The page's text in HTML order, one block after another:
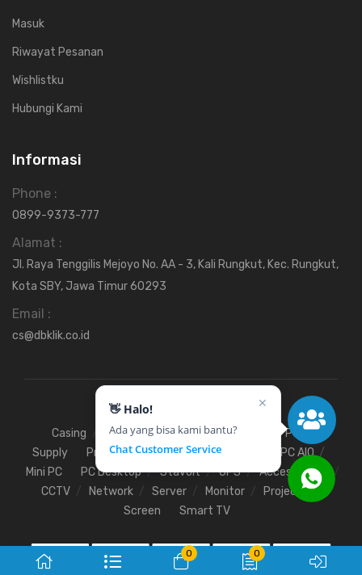
👋 Halo!
Ada yang bisa kami bantu?
Chat Customer Service
✕
0 0
Masuk
Riwayat Pesanan
Wishlistku
Hubungi Kami
Informasi
Phone :
0899-9373-777
Alamat :
Jl. Raya Tenggilis Mejoyo No. AA - 3, Kali Rungkut, Kec. Rungkut,
Kota SBY, Jawa Timur 60293
Email :
cs@dbklik.co.id
Casing Fan Hardisk Motherboard
Power
Supply
Processor SSD RAM
PC AIO
Mini PC
PC Desktop Stavolt UPS
Access Point
CCTV
Network Server Monitor
Projector
Screen
Smart TV